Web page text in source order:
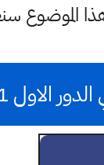
الموضوع
الاول 2021